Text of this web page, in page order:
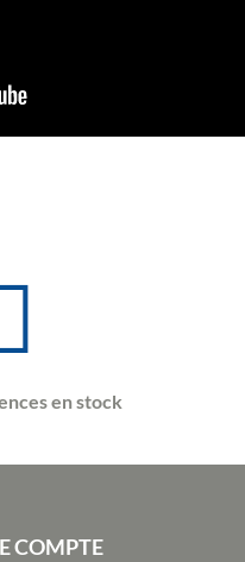
en stock
COMPTE